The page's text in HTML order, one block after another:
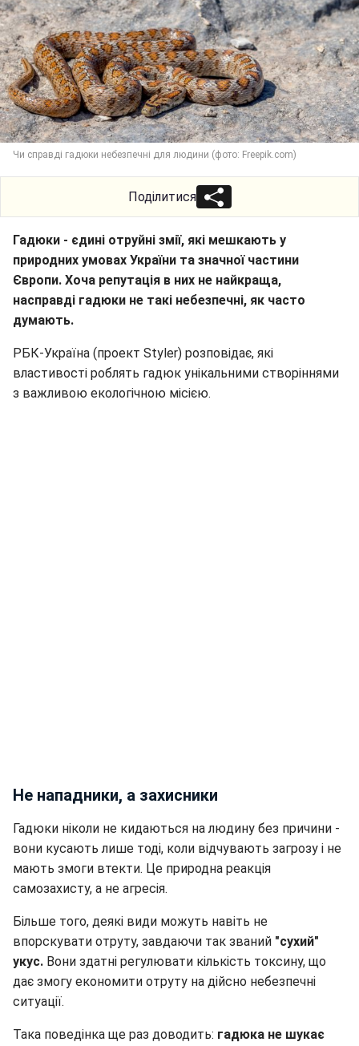
Чи справді гадюки небезпечні для людини (фото: Freepik.com)
Поділитися
Гадюки - єдині отруйні змії, які мешкають у
природних умовах України та значної частини
Європи. Хоча репутація в них не найкраща,
насправді гадюки не такі небезпечні, як часто
думають.
РБК-Україна (проект Styler) розповідає, які
властивості роблять гадюк унікальними створіннями
з важливою екологічною місією.
Не нападники, а захисники
Гадюки ніколи не кидаються на людину без причини -
вони кусають лише тоді, коли відчувають загрозу і не
мають змоги втекти. Це природна реакція
самозахисту, а не агресія.
Більше того, деякі види можуть навіть не
впорскувати отруту, завдаючи так званий "сухий"
укус. Вони здатні регулювати кількість токсину, що
дає змогу економити отруту на дійсно небезпечні
ситуації.
Така поведінка ще раз доводить: гадюка не шукає